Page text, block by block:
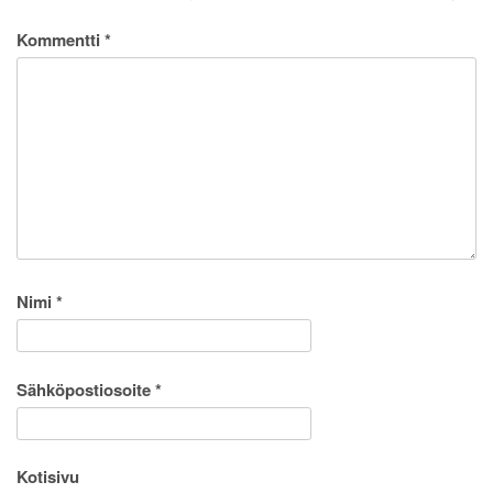
Kommentti *
Nimi *
Sähköpostiosoite*
Kotisivu